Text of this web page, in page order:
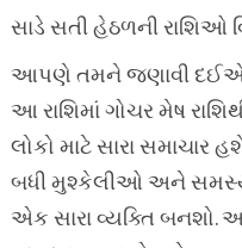
સાડે સતી હેઠળની રાશિઓ
આપણે તમને જણાવી દઈએ
આ રાશિમાં ગોચર મેષ
લોકો માટે સારા સમાચાર
બધી મુશ્કેલીઓ અને
એક સારા વ્યક્તિ બનશો.